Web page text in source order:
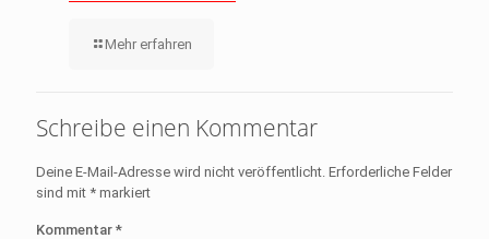
Mehr erfahren
Schreibe einen Kommentar
Deine E-Mail-Adresse wird nicht veröffentlicht. Erforderliche Felder
sind mit * markiert
Kommentar *